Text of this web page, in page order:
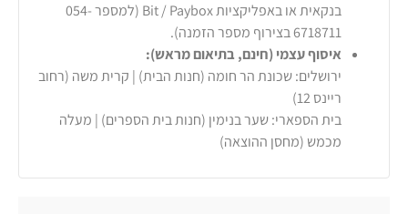
בנקאית או באפליקציות Bit / Paybox (למספר 054-
6718711 בצירוף מספר הזמנה).
איסוף עצמי (חינם, בתיאום מראש):
ירושלים: שכונת הר חומה (חנות הבית) | קרית משה (רחוב
ריינס 12)
בית הספארי: שער בנימין (חנות בית הספרים) | מעלה
מכמש (מחסן ההוצאה)